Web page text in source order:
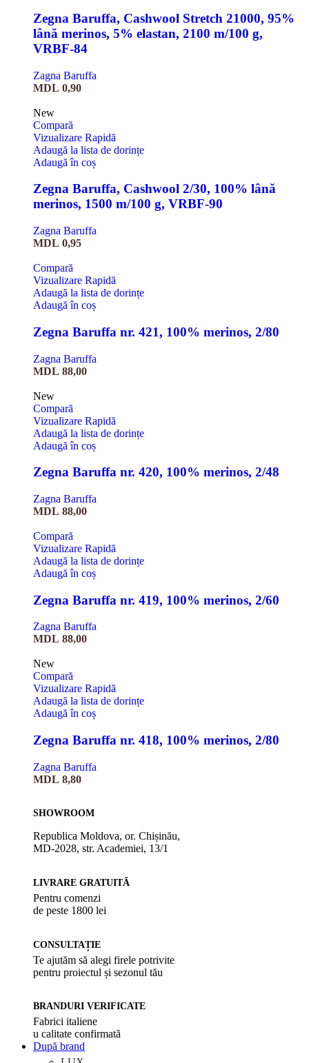
Zegna Baruffa, Cashwool Stretch 21000, 95%
lână merinos, 5% elastan, 2100 m/100 g,
VRBF-84
Zagna Baruffa
MDL 0,90
New
Compară
Vizualizare Rapidă
Adaugă la lista de dorințe
Adaugă în coș
Zegna Baruffa, Cashwool 2/30, 100% lână
merinos, 1500 m/100 g, VRBF-90
Zagna Baruffa
MDL 0,95
Compară
Vizualizare Rapidă
Adaugă la lista de dorințe
Adaugă în coș
Zegna Baruffa nr. 421, 100% merinos, 2/80
Zagna Baruffa
MDL 88,00
New
Compară
Vizualizare Rapidă
Adaugă la lista de dorințe
Adaugă în coș
Zegna Baruffa nr. 420, 100% merinos, 2/48
Zagna Baruffa
MDL 88,00
Compară
Vizualizare Rapidă
Adaugă la lista de dorințe
Adaugă în coș
Zegna Baruffa nr. 419, 100% merinos, 2/60
Zagna Baruffa
MDL 88,00
New
Compară
Vizualizare Rapidă
Adaugă la lista de dorințe
Adaugă în coș
Zegna Baruffa nr. 418, 100% merinos, 2/80
Zagna Baruffa
MDL 8,80
SHOWROOM
Republica Moldova, or. Chișinău,
MD-2028, str. Academiei, 13/1
LIVRARE GRATUITĂ
Pentru comenzi
de peste 1800 lei
CONSULTAȚIE
Te ajutăm să alegi firele potrivite
pentru proiectul și sezonul tău
BRANDURI VERIFICATE
Fabrici italiene
u calitate confirmată
După brand